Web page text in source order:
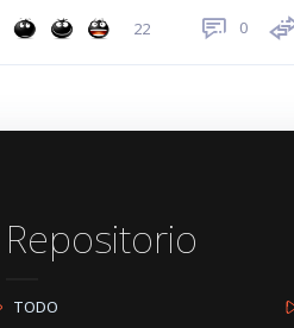
22 0
Repositorio
TODO